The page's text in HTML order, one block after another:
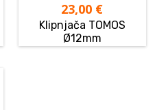
23,00 €
Klipnjača TOMOS
Ø12mm